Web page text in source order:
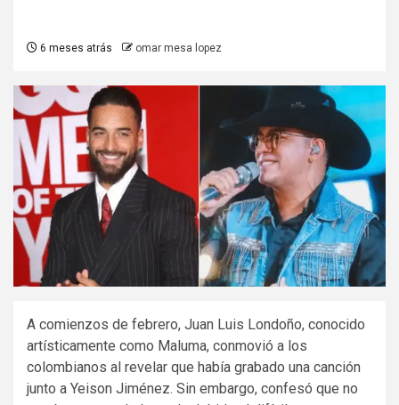
6 meses atrás omar mesa lopez
A comienzos de febrero, Juan Luis Londoño, conocido
artísticamente como Maluma, conmovió a los
colombianos al revelar que había grabado una canción
junto a Yeison Jiménez. Sin embargo, confesó que no